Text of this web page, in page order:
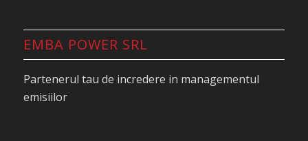
EMBA POWER SRL
Partenerul tau de incredere in managementul
emisiilor